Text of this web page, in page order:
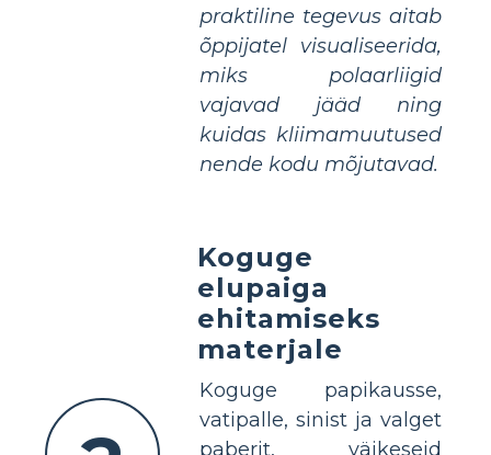
praktiline tegevus aitab
õppijatel visualiseerida,
miks polaarliigid
vajavad jääd ning
kuidas kliimamuutused
nende kodu mõjutavad.
Koguge
elupaiga
ehitamiseks
materjale
Koguge papikausse,
vatipalle, sinist ja valget
paberit, väikeseid